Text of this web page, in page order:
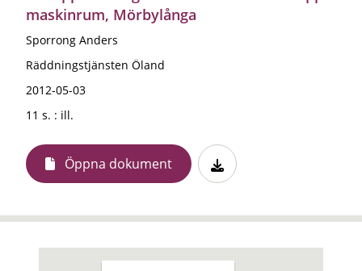
maskinrum, Mörbylånga
Sporrong Anders
Räddningstjänsten Öland
2012-05-03
11 s. : ill.
Öppna dokument